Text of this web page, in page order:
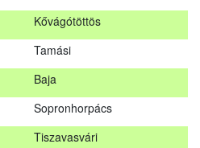
Kővágótöttös
Tamási
Baja
Sopronhorpács
Tiszavasvári
Egyházasrádóc
Kiskorpád
Kővágótöttös